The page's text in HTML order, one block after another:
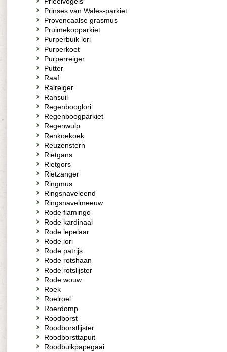
Prinses van Wales-parkiet
Provencaalse grasmus
Pruimekopparkiet
Purperbuik lori
Purperkoet
Purperreiger
Putter
Raaf
Ralreiger
Ransuil
Regenbooglori
Regenboogparkiet
Regenwulp
Renkoekoek
Reuzenstern
Rietgans
Rietgors
Rietzanger
Ringmus
Ringsnaveleend
Ringsnavelmeeuw
Rode flamingo
Rode kardinaal
Rode lepelaar
Rode lori
Rode patrijs
Rode rotshaan
Rode rotslijster
Rode wouw
Roek
Roelroel
Roerdomp
Roodborst
Roodborstlijster
Roodborsttapuit
Roodbuikpapegaai